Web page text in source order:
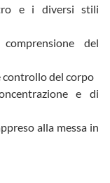
e i diversi stili
del
controllo del corpo
e di
alla messa in